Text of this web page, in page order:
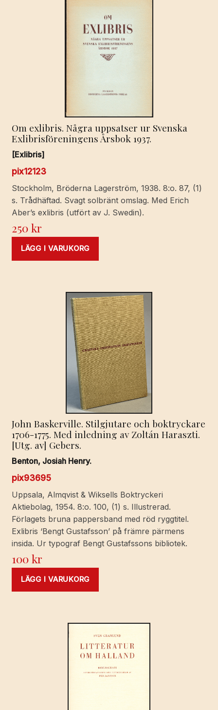
Om exlibris. Några uppsatser ur Svenska
Exlibrisföreningens Årsbok 1937.
[Exlibris]
pix12123
Stockholm, Bröderna Lagerström, 1938. 8:o. 87, (1)
s. Trådhäftad. Svagt solbränt omslag. Med Erich
Aber’s exlibris (utfört av J. Swedin).
250kr
LÄGG I VARUKORG
John Baskerville. Stilgjutare och boktryckare
1706-1775. Med inledning av Zoltán Haraszti.
[Utg. av] Gebers.
Benton, Josiah Henry.
pix93695
Uppsala, Almqvist & Wiksells Boktryckeri
Aktiebolag, 1954. 8:o. 100, (1) s. Illustrerad.
Förlagets bruna pappersband med röd ryggtitel.
Exlibris ‘Bengt Gustafsson’ på främre pärmens
insida. Ur typograf Bengt Gustafssons bibliotek.
100kr
LÄGG I VARUKORG